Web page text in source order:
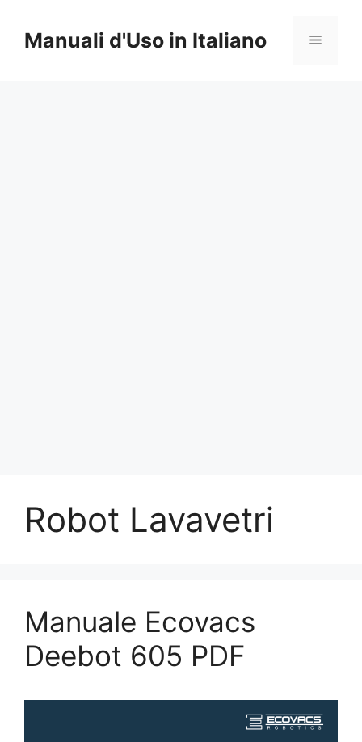
contenuto
Manuali d'Uso in Italiano Menu
Robot Lavavetri
Manuale Ecovacs
Deebot 605 PDF